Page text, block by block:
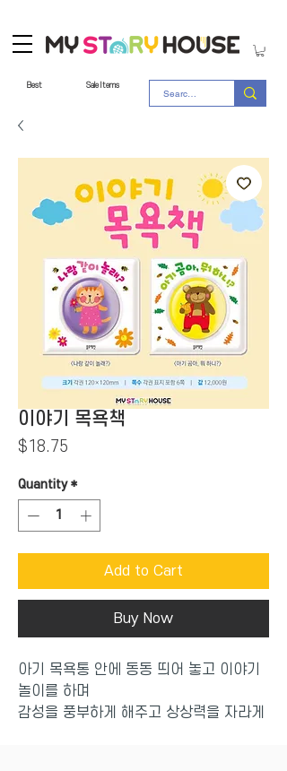
Best Sale Items
이야기 목욕책
$18.75
Quantity *
Add to Cart
Buy Now
아기 목욕통 안에 동동 띄어 놓고 이야기
놀이를 하며
감성을 풍부하게 해주고 상상력을 자라게